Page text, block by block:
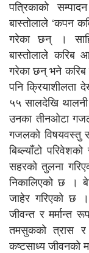
पत्रिकाको
बास्तोलाले ‘कपन
गरेका छन् ।
बास्तोलाले करिब
गरेका छन् भने करिब
पनि क्रियाशीलता
५५ सालदेखि
उनका तीनओटा
गजलको विषयवस्तु
बिब्ल्याँटो
सहरको तुलना
निकालिएको छ ।
जाहेर गरिएको छ ।
जीवन्त र मर्मान्त
तमसुकको त्रास र
कष्टसाध्य जीवनको